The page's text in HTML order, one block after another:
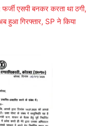
एसपी बनकर करता था ठगी,
हुआ गिरफ्तार, SP ने किया